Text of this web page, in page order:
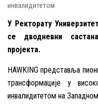
инвалидитетом
У Ректорату
се дводневни
пројекта.
HAWKING представља
трансформације у
инвалидитетом на